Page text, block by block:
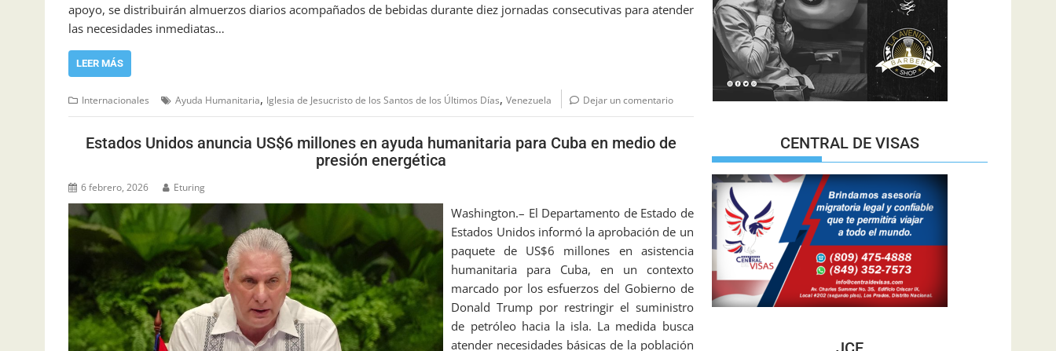
apoyo, se distribuirán almuerzos diarios acompañados de bebidas durante diez jornadas consecutivas para atender
las necesidades inmediatas…
LEER MÁS
Internacionales Ayuda Humanitaria, Iglesia de Jesucristo de los Santos de los Últimos Días, Venezuela Dejar un comentario
Estados Unidos anuncia US$6 millones en ayuda humanitaria para Cuba en medio de
presión energética
6 febrero, 2026 Eturing
Washington.– El Departamento de Estado de
Estados Unidos informó la aprobación de un
paquete de US$6 millones en asistencia
humanitaria para Cuba, en un contexto
marcado por los esfuerzos del Gobierno de
Donald Trump por restringir el suministro
de petróleo hacia la isla. La medida busca
atender necesidades básicas de la población
CENTRAL DE VISAS